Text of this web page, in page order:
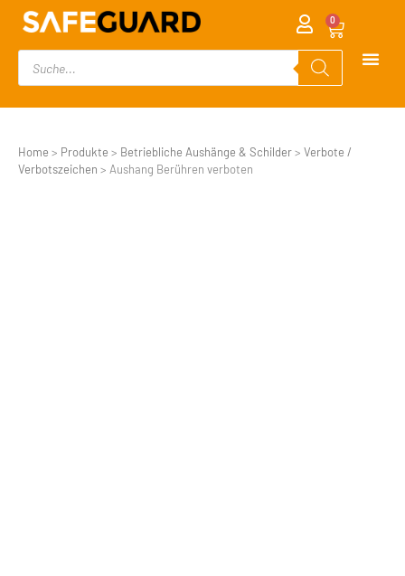
0
Home > Produkte > Betriebliche Aushänge & Schilder> Verbote /
Verbotszeichen > Aushang Berühren verboten